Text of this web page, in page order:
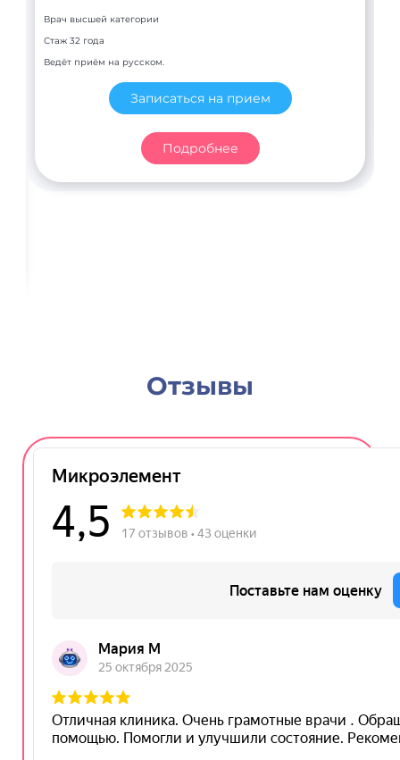
Врач высшей категории
Стаж 32 года
Ведёт приём на русском.
Записаться на прием
Подробнее
Отзывы